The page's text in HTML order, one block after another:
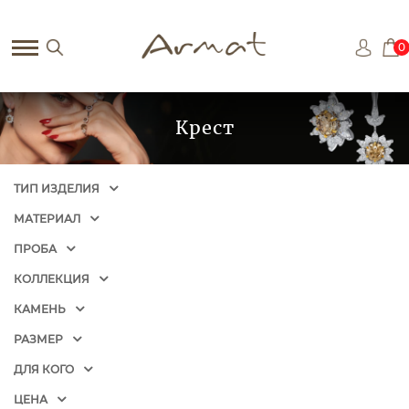
0
Крест
ТИП ИЗДЕЛИЯ
МАТЕРИАЛ
ПРОБА
КОЛЛЕКЦИЯ
КАМЕНЬ
РАЗМЕР
ДЛЯ КОГО
ЦЕНА